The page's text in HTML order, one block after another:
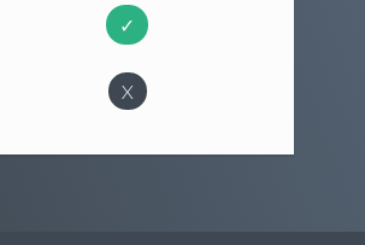
✓
X